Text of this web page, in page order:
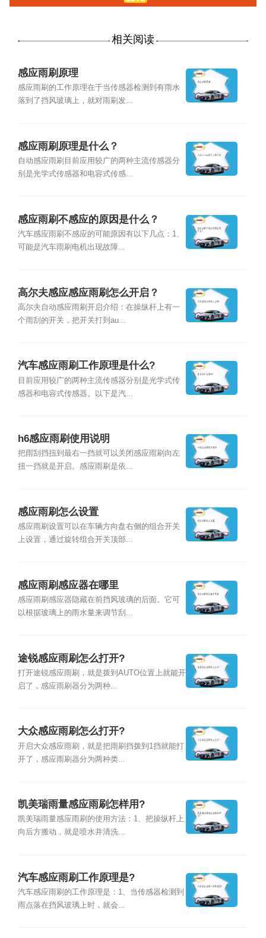
相关阅读
感应雨刷原理
感应雨刷的工作原理在于当传感器检测到有雨水
落到了挡风玻璃上，就对雨刷发...
感应雨刷原理是什么？
自动感应雨刷目前应用较广的两种主流传感器分
别是光学式传感器和电容式传感...
感应雨刷不感应的原因是什么？
汽车感应雨刷不感应的可能原因有以下几点：1、
可能是汽车雨刷电机出现故障...
高尔夫感应感应雨刷怎么开启？
高尔夫自动感应雨刷开启介绍：在操纵杆上有一
个雨刮的开关，把开关打到au...
汽车感应雨刷工作原理是什么?
目前应用较广的两种主流传感器分别是光学式传
感器和电容式传感器。以下是汽...
h6感应雨刷使用说明
把雨刮挡扭到最右一挡就可以关闭感应雨刷向左
扭一挡就是开启。感应雨刷是依...
感应雨刷怎么设置
感应雨刷设置可以在车辆方向盘右侧的组合开关
上设置，通过旋转组合开关顶部...
感应雨刷感应器在哪里
感应雨刷感应器隐藏在前挡风玻璃的后面。它可
以根据玻璃上的雨水量来调节刮...
途锐感应雨刷怎么打开?
打开途锐感应雨刷，就是拨到AUTO位置上就能开
启了，感应雨刷器分为两种...
大众感应雨刷怎么打开?
开启大众感应雨刷，就是把雨刷挡拨到1挡就能打
开了，感应雨刷器分为两种类...
凯美瑞雨量感应雨刷怎样用?
凯美瑞雨量感应雨刷的使用方法：1、把操纵杆上
向后方搬动，就是喷水并清洗...
汽车感应雨刷工作原理是?
汽车感应雨刷的工作原理是：1、当传感器检测到
雨点落在挡风玻璃上时，就会...